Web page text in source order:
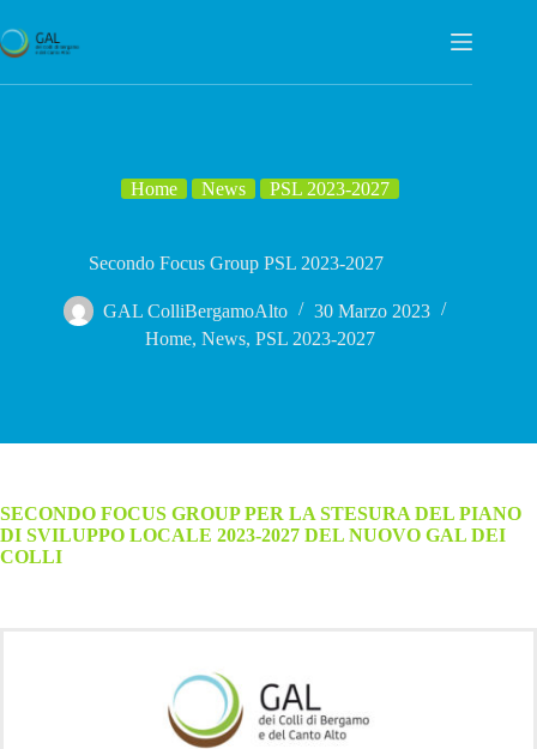
al
contenuto
Home News PSL 2023-2027
Secondo Focus Group PSL 2023-2027
GAL ColliBergamoAlto
30 Marzo 2023
Home,News,PSL 2023-2027
SECONDO FOCUS GROUP PER LA STESURA DEL PIANO
DI SVILUPPO LOCALE 2023-2027 DEL NUOVO GAL DEI
COLLI